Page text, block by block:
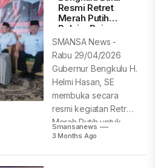
Resmi Retret
Merah Putih
Pelajar Rejang
Lebong
SMANSA News -
Rabu 29/04/2026
Gubernur Bengkulu H.
Helmi Hasan, SE
membuka secara
resmi kegiatan Retret
Merah Putih untuk
pelajar...
Smansanews
3 Months Ago